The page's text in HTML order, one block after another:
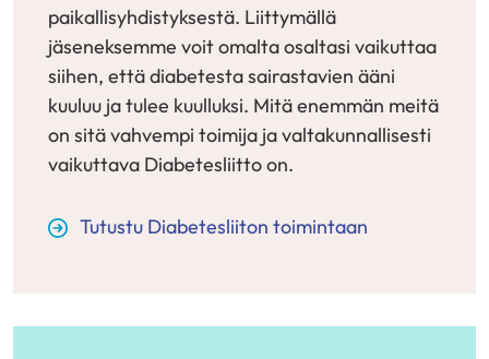
paikallisyhdistyksestä. Liittymällä
jäseneksemme voit omalta osaltasi vaikuttaa
siihen, että diabetesta sairastavien ääni
kuuluu ja tulee kuulluksi. Mitä enemmän meitä
on sitä vahvempi toimija ja valtakunnallisesti
vaikuttava Diabetesliitto on.
Tutustu Diabetesliiton toimintaan